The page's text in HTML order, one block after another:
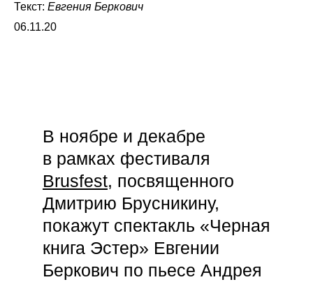
Текст: Евгения Беркович
06.11.20
В ноябре и декабре
в рамках фестиваля
Brusfest, посвященного
Дмитрию Брусникину,
покажут спектакль «Черная
книга Эстер» Евгении
Беркович по пьесе Андрея